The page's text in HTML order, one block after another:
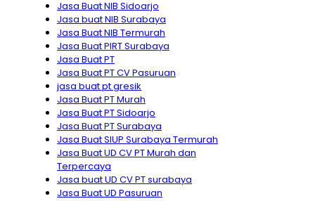
Jasa Buat NIB Sidoarjo
Jasa buat NIB Surabaya
Jasa Buat NIB Termurah
Jasa Buat PIRT Surabaya
Jasa Buat PT
Jasa Buat PT CV Pasuruan
jasa buat pt gresik
Jasa Buat PT Murah
Jasa Buat PT Sidoarjo
Jasa Buat PT Surabaya
Jasa Buat SIUP Surabaya Termurah
Jasa Buat UD CV PT Murah dan
Terpercaya
Jasa buat UD CV PT surabaya
Jasa Buat UD Pasuruan